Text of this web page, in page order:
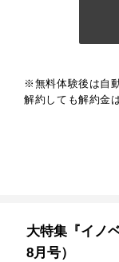
※無料体験後は自
解約しても解約金
大特集『イノ
8月号）